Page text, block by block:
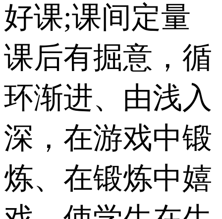
好课;课间定量
课后有掘意，循
环渐进、由浅入
深，在游戏中锻
炼、在锻炼中嬉